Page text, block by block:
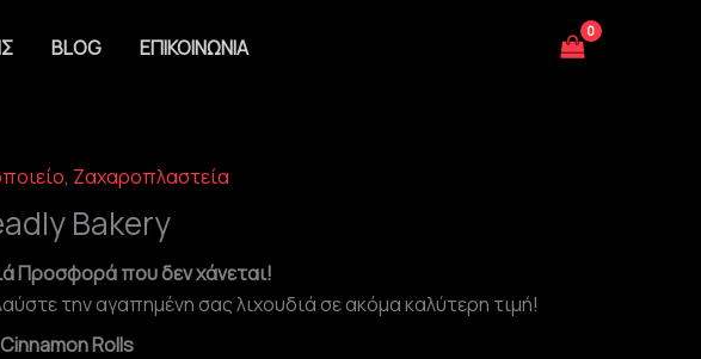
BLOG ΕΠΙΚΟΙΝΩΝΊΑ
, Ζαχαροπλαστεία
Bakery
Προσφορά που δεν χάνεται!
την αγαπημένη σας λιχουδιά σε ακόμα καλύτερη τιμή!
Cinnamon Rolls